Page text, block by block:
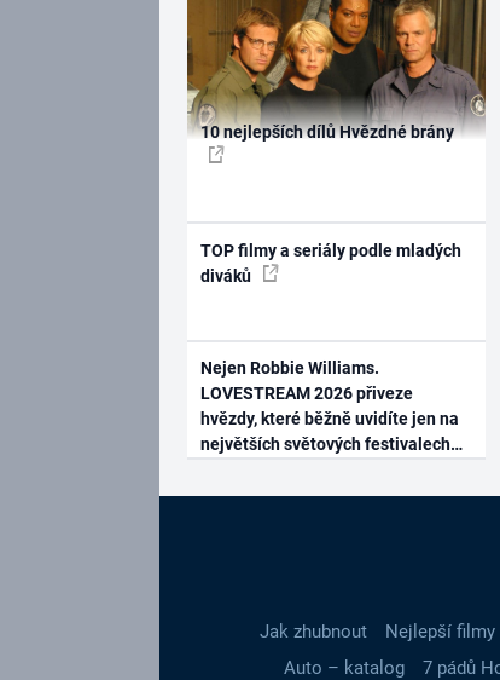
10 nejlepších dílů Hvězdné brány
TOP filmy a seriály podle mladých
diváků
Nejen Robbie Williams.
LOVESTREAM 2026 přiveze
hvězdy, které běžně uvidíte jen na
největších světových festivalech
Jak zhubnout Nejlepší filmy
Auto – katalog
7 pádů